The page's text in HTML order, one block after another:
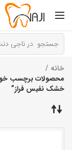
خانه
محصولات برچسب
خشک نفیس فراز”